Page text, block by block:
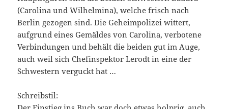
(Carolina und Wilhelmina), welche frisch nach
Berlin gezogen sind. Die Geheimpolizei wittert,
aufgrund eines Gemäldes von Carolina, verbotene
Verbindungen und behält die beiden gut im Auge,
auch weil sich Chefinspektor Lerodt in eine der
Schwestern verguckt hat …
Schreibstil: